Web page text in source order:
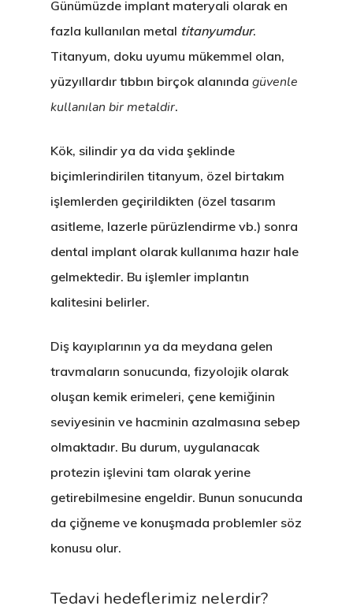
Günümüzde implant materyali olarak en
fazla kullanılan metal titanyumdur.
Titanyum, doku uyumu mükemmel olan,
yüzyıllardır tıbbın birçok alanında güvenle
kullanılan bir metaldir.
Kök, silindir ya da vida şeklinde
biçimlerindirilen titanyum, özel birtakım
işlemlerden geçirildikten (özel tasarım
asitleme, lazerle pürüzlendirme vb.) sonra
dental implant olarak kullanıma hazır hale
gelmektedir. Bu işlemler implantın
kalitesini belirler.
Diş kayıplarının ya da meydana gelen
travmaların sonucunda, fizyolojik olarak
oluşan kemik erimeleri, çene kemiğinin
seviyesinin ve hacminin azalmasına sebep
olmaktadır. Bu durum, uygulanacak
protezin işlevini tam olarak yerine
getirebilmesine engeldir. Bunun sonucunda
da çiğneme ve konuşmada problemler söz
konusu olur.
Tedavi hedeflerimiz nelerdir?